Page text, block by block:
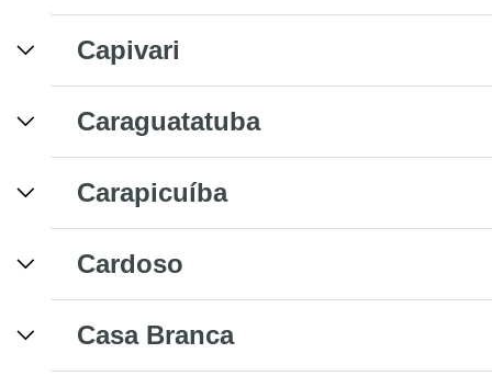
Capivari
Caraguatatuba
Carapicuíba
Cardoso
Casa Branca